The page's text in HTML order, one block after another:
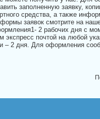
заполненную заявку,
средства, а также
заявок смотрите на
2 рабочих дня с
экспресс почтой на любой
– 2 дня. Для оформления